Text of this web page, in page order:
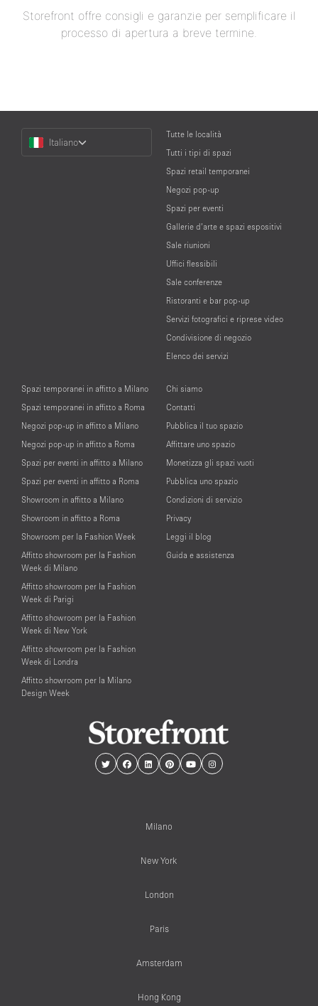
Storefront offre consigli e garanzie per semplificare il
processo di apertura a breve termine.
Language
Italiano
Tutte le località
Tutti i tipi di spazi
Spazi retail temporanei
Negozi pop-up
Spazi per eventi
Gallerie d’arte e spazi espositivi
Sale riunioni
Uffici flessibili
Sale conferenze
Ristoranti e bar pop-up
Servizi fotografici e riprese video
Condivisione di negozio
Elenco dei servizi
Spazi temporanei in affitto a Milano
Spazi temporanei in affitto a Roma
Negozi pop-up in affitto a Milano
Negozi pop-up in affitto a Roma
Spazi per eventi in affitto a Milano
Spazi per eventi in affitto a Roma
Showroom in affitto a Milano
Showroom in affitto a Roma
Showroom per la Fashion Week
Affitto showroom per la Fashion
Week di Milano
Affitto showroom per la Fashion
Week di Parigi
Affitto showroom per la Fashion
Week di New York
Affitto showroom per la Fashion
Week di Londra
Affitto showroom per la Milano
Design Week
Chi siamo
Contatti
Pubblica il tuo spazio
Affittare uno spazio
Monetizza gli spazi vuoti
Pubblica uno spazio
Condizioni di servizio
Privacy
Leggi il blog
Guida e assistenza
Milano
New York
London
Paris
Amsterdam
Hong Kong